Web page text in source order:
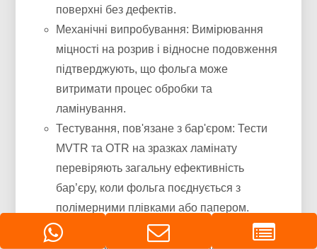
поверхні без дефектів.
Механічні випробування: Вимірювання
міцності на розрив і відносне подовження
підтверджують, що фольга може
витримати процес обробки та
ламінування.
Тестування, пов'язане з бар'єром: Тести
MVTR та OTR на зразках ламінату
перевіряють загальну ефективність
бар’єру, коли фольга поєднується з
полімерними плівками або папером.
Міцність ущільнення: Випробування на